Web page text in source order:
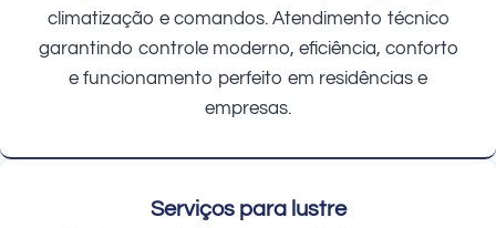
climatização e comandos. Atendimento técnico
garantindo controle moderno, eficiência, conforto
e funcionamento perfeito em residências e
empresas.
Serviços para lustre